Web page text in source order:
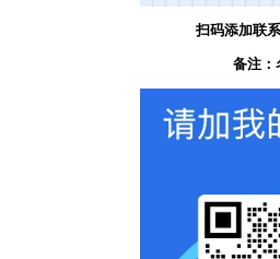
扫码添加联
备注：